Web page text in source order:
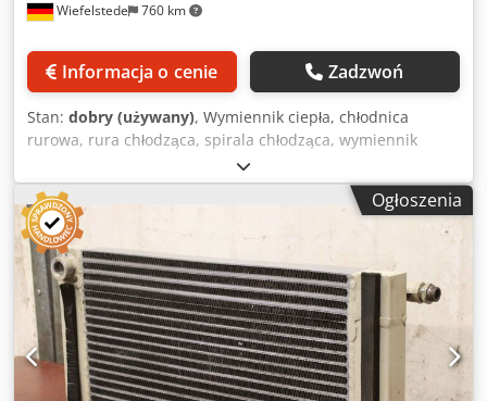
Wiefelstede 760 km
Informacja o cenie Zadzwoń
Stan: dobry (używany), Wymiennik ciepła, chłodnica
rurowa, rura chłodząca, spirala chłodząca, wymiennik
ciepła płaszczowo-rurowy, wymiennik ciepła wody morskiej
- Producent: Funke, wymiennik ciepła płaszczowo-rurowy -
Typ: BOF 806-0-4 Dcsdpfjwu S Rqox Abtok - Pojemność:
Przestrzeń płaszcza 50,7 l / Przestrzeń rur 22,0 l - Ciśnienie
robocze: maks. 16 / 10 bar - Wymiary: 2120/285/W305 mm -
Waga: 146 kg
Ogłoszenia